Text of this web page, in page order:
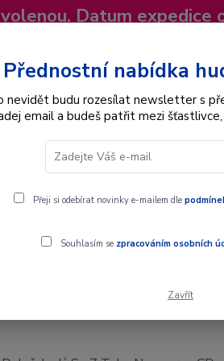
Datum
Interpret
Se Z Toho Nepo.eru - CD
- Já Se Z Toho
Přednostní nabídka
nevidět budu rozesílat newsletter s
email a budeš patřit mezi
Přeji si odebírat novinky e-mailem dle
Souhlasím se zpracováním osobních
Zavřít